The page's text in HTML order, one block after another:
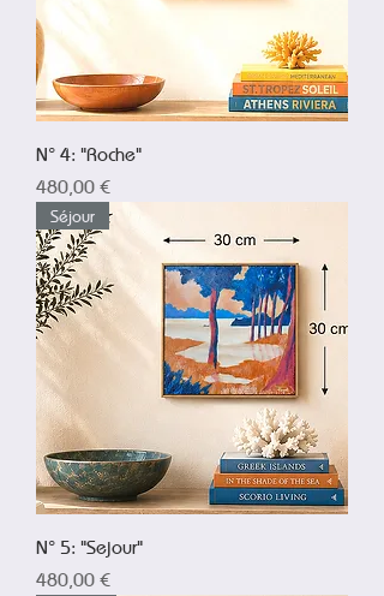
N° 4: "Roche"
Prix
480,00 €
Séjour
N° 5: "Sejour"
Prix
480,00 €